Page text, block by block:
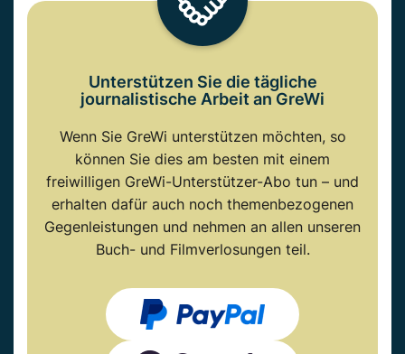
Unterstützen Sie die tägliche
journalistische Arbeit an GreWi
Wenn Sie GreWi unterstützen möchten, so
können Sie dies am besten mit einem
freiwilligen GreWi-Unterstützer-Abo tun – und
erhalten dafür auch noch themenbezogenen
Gegenleistungen und nehmen an allen unseren
Buch- und Filmverlosungen teil.